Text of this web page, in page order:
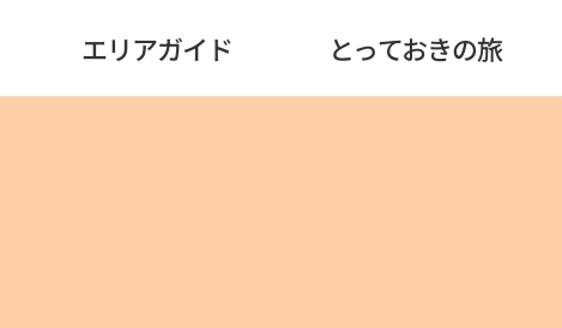
エリアガイド とっておきの旅